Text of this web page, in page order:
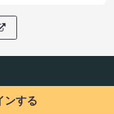
ンする